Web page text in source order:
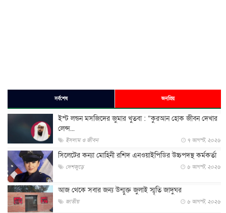
সর্বশেষ জনপ্রিয়
ইস্ট লন্ডন মসজিদের জুমার খুতবা : “কুরআন হোক জীবন দেখার
লেন্স...
ইসলাম ও জীবন ৭ আগস্ট, ২০২৬
সিলেটের কন্যা মোহিনী রশিদ এনওয়াইপিডির উচ্চপদস্থ কর্মকর্তা
দেশজুড়ে ৬ আগস্ট, ২০২৬
আজ থেকে সবার জন্য উন্মুক্ত জুলাই স্মৃতি জাদুঘর
জাতীয় ৬ আগস্ট, ২০২৬